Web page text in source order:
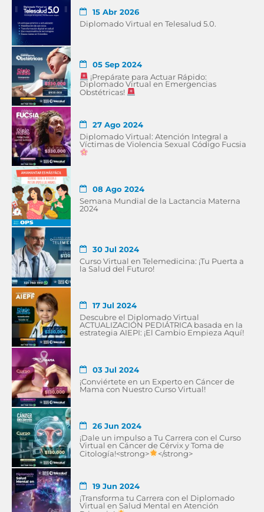
15 Abr 2026
Diplomado Virtual en Telesalud 5.0.
05 Sep 2024
¡Prepárate para Actuar Rápido:
Diplomado Virtual en Emergencias
Obstétricas!
27 Ago 2024
Diplomado Virtual: Atención Integral a
Víctimas de Violencia Sexual Código Fucsia
08 Ago 2024
Semana Mundial de la Lactancia Materna
2024
30 Jul 2024
Curso Virtual en Telemedicina: ¡Tu Puerta a
la Salud del Futuro!
17 Jul 2024
Descubre el Diplomado Virtual
ACTUALIZACIÓN PEDIÁTRICA basada en la
estrategia AIEPI: ¡El Cambio Empieza Aquí!
03 Jul 2024
¡Conviértete en un Experto en Cáncer de
Mama con Nuestro Curso Virtual!
26 Jun 2024
¡Dale un impulso a Tu Carrera con el Curso
Virtual en Cáncer de Cérvix y Toma de
Citología!<strong>
</strong>
19 Jun 2024
¡Transforma tu Carrera con el Diplomado
Virtual en Salud Mental en Atención